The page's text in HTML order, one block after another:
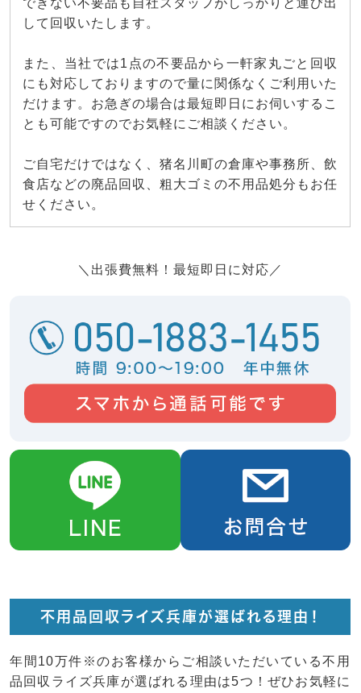
して回収いたします。
また、当社では1点の不要品から一軒家丸ごと回収
にも対応しておりますので量に関係なくご利用いた
だけます。お急ぎの場合は最短即日にお伺いするこ
とも可能ですのでお気軽にご相談ください。
ご自宅だけではなく、猪名川町の倉庫や事務所、飲
食店などの廃品回収、粗大ゴミの不用品処分もお任
せください。
＼出張費無料！最短即日に対応／
不用品回収ライズ兵庫が選ばれる理由！
年間10万件※のお客様からご相談いただいている不用
品回収ライズ兵庫が選ばれる理由は5つ！ぜひお気軽に